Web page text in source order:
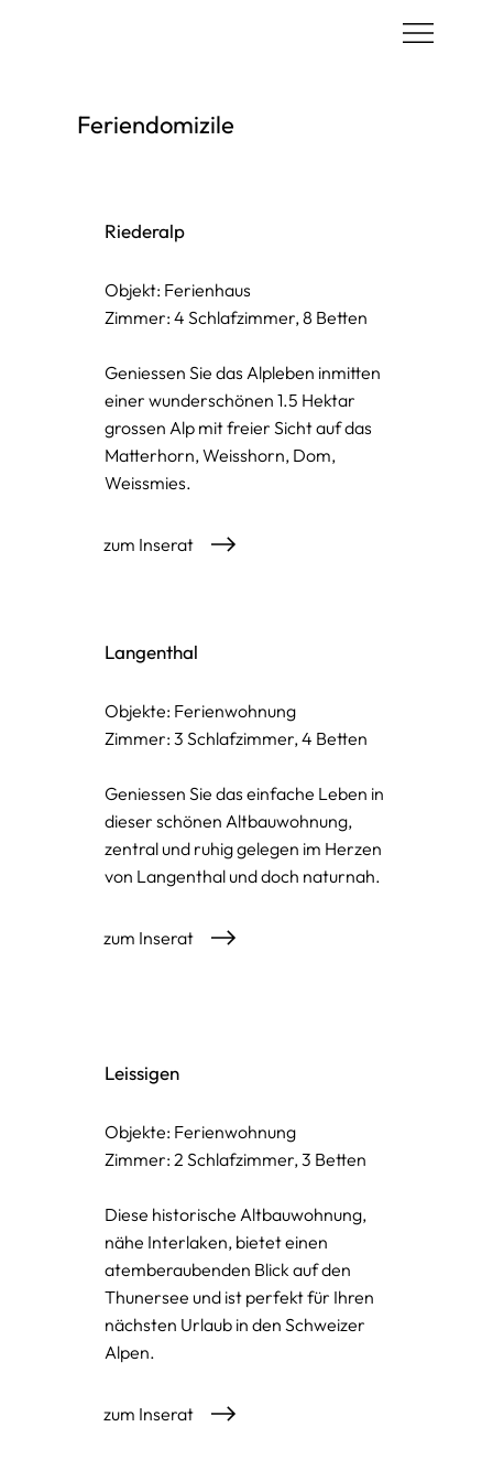
Feriendomizile
Riederalp
Objekt: Ferienhaus
Zimmer: 4 Schlafzimmer, 8 Betten
Geniessen Sie das Alpleben inmitten
einer wunderschönen 1.5 Hektar
grossen Alp mit freier Sicht auf das
Matterhorn, Weisshorn, Dom,
Weissmies.
zum Inserat
Langenthal
Objekte: Ferienwohnung
Zimmer: 3 Schlafzimmer, 4 Betten
Geniessen Sie das einfache Leben in
dieser schönen Altbauwohnung,
zentral und ruhig gelegen im Herzen
von Langenthal und doch naturnah.
zum Inserat
Leissigen
Objekte: Ferienwohnung
Zimmer: 2 Schlafzimmer, 3 Betten
Diese historische Altbauwohnung,
nähe Interlaken, bietet einen
atemberaubenden Blick auf den
Thunersee und ist perfekt für Ihren
nächsten Urlaub in den Schweizer
Alpen.
zum Inserat